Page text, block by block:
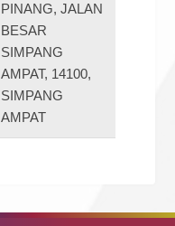
PINANG, JALAN
BESAR
SIMPANG
AMPAT, 14100,
SIMPANG
AMPAT